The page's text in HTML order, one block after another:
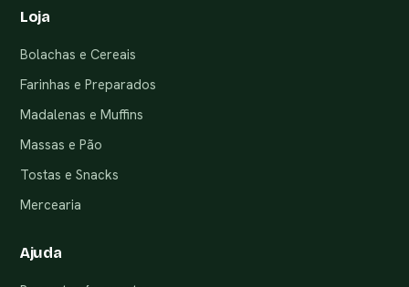
Loja
Bolachas e Cereais
Farinhas e Preparados
Madalenas e Muffins
Massas e Pão
Tostas e Snacks
Mercearia
Ajuda